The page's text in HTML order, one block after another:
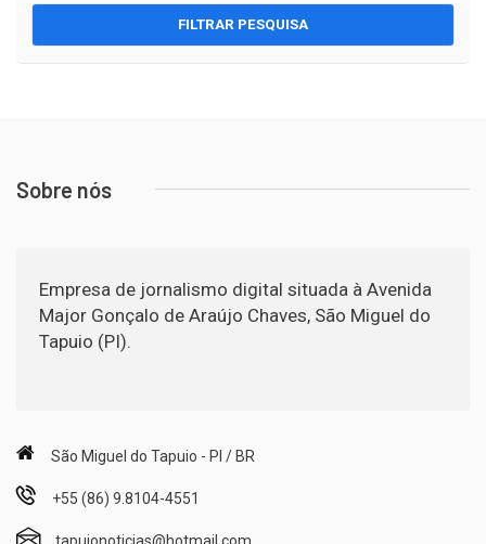
FILTRAR PESQUISA
Sobre nós
Empresa de jornalismo digital situada à Avenida
Major Gonçalo de Araújo Chaves, São Miguel do
Tapuio (PI).
São Miguel do Tapuio - PI / BR
+55 (86) 9.8104-4551
tapuionoticias@hotmail.com